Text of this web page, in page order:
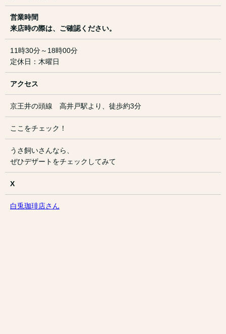
営業時間
来店時の際は、ご確認ください。
11時30分～18時00分
定休日：木曜日
アクセス
京王井の頭線 高井戸駅より、徒歩約3分
ここをチェック！
うさ飼いさんなら、
ぜひデザートをチェックしてみて
X
白兎珈琲店さん